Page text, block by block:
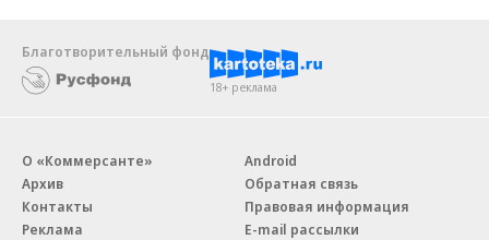
Благотворительный фонд
18+ реклама
О «Коммерсанте»
Архив
Контакты
Реклама
Android
Обратная связь
Правовая информация
E-mail рассылки